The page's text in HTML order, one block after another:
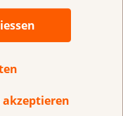
Sie rund
Start der